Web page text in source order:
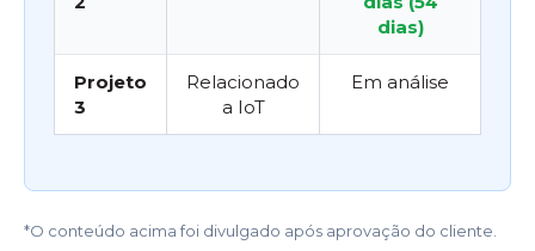
dias)
Projeto
3
Relacionado
a IoT
Em análise
*O conteúdo acima foi divulgado após aprovação do cliente.